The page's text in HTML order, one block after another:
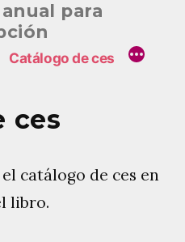
para
Catálogo de ces
ces
catálogo de ces en
libro.